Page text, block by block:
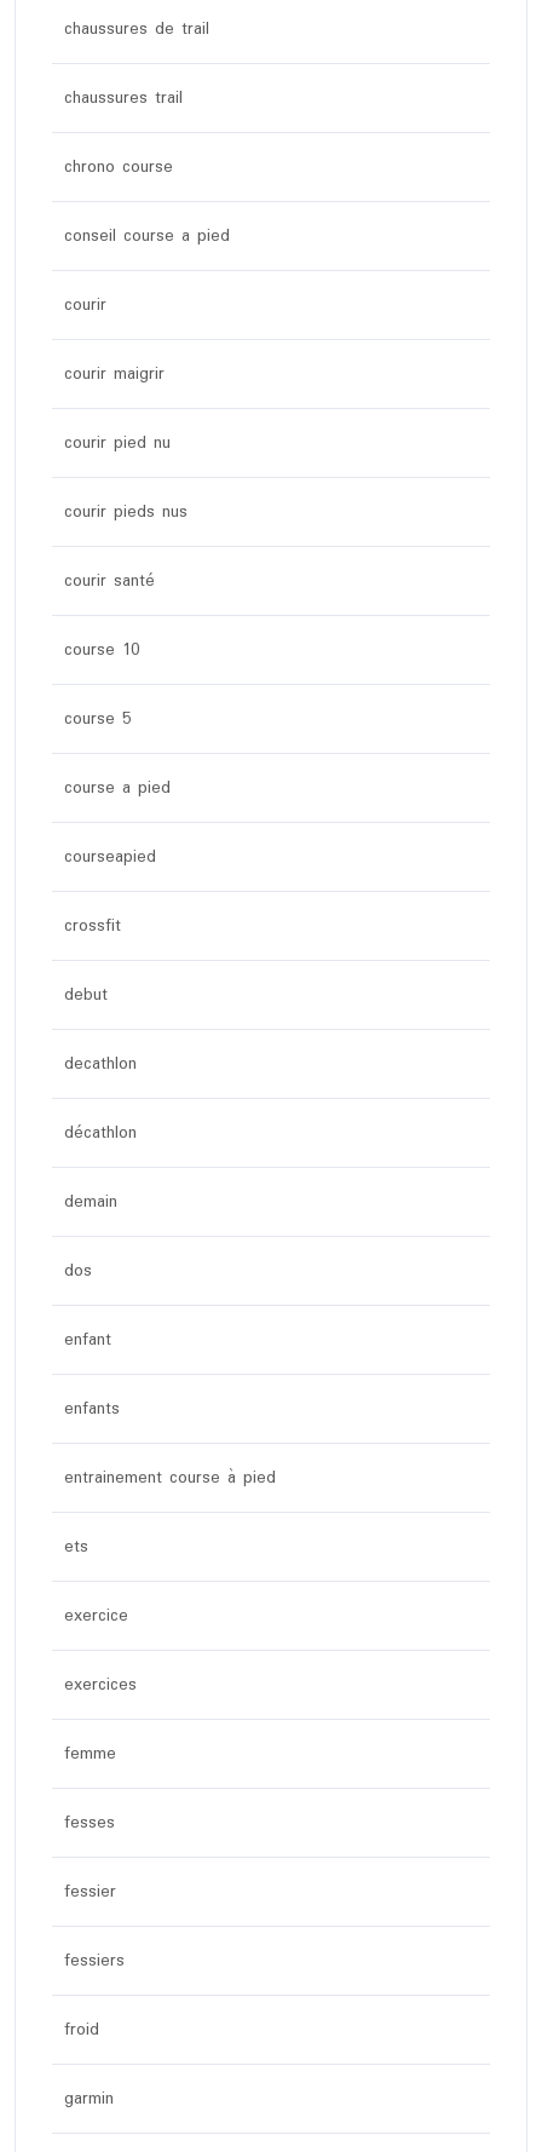
chaussures de trail
chaussures trail
chrono course
conseil course a pied
courir
courir maigrir
courir pied nu
courir pieds nus
courir santé
course 10
course 5
course a pied
courseapied
crossfit
debut
decathlon
décathlon
demain
dos
enfant
enfants
entrainement course à pied
ets
exercice
exercices
femme
fesses
fessier
fessiers
froid
garmin